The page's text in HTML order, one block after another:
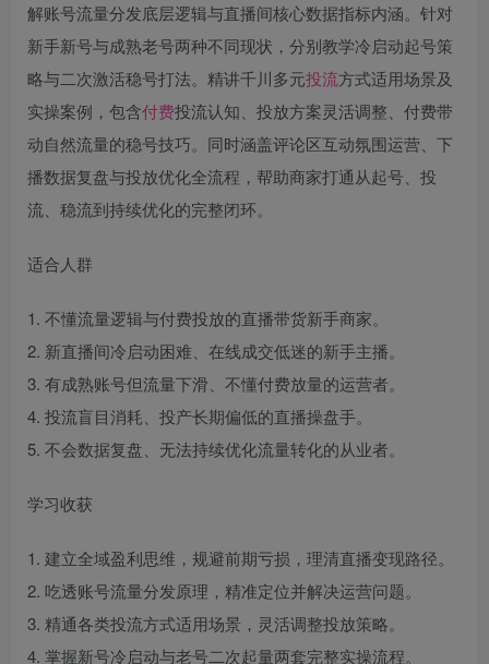
解账号流量分发底层逻辑与直播间核心数据指标内涵。针对
新手新号与成熟老号两种不同现状，分别教学冷启动起号策
略与二次激活稳号打法。精讲千川多元投流方式适用场景及
实操案例，包含付费投流认知、投放方案灵活调整、付费带
动自然流量的稳号技巧。同时涵盖评论区互动氛围运营、下
播数据复盘与投放优化全流程，帮助商家打通从起号、投
流、稳流到持续优化的完整闭环。
适合人群
1. 不懂流量逻辑与付费投放的直播带货新手商家。
2. 新直播间冷启动困难、在线成交低迷的新手主播。
3. 有成熟账号但流量下滑、不懂付费放量的运营者。
4. 投流盲目消耗、投产长期偏低的直播操盘手。
5. 不会数据复盘、无法持续优化流量转化的从业者。
学习收获
1. 建立全域盈利思维，规避前期亏损，理清直播变现路径。
2. 吃透账号流量分发原理，精准定位并解决运营问题。
3. 精通各类投流方式适用场景，灵活调整投放策略。
4. 掌握新号冷启动与老号二次起量两套完整实操流程。